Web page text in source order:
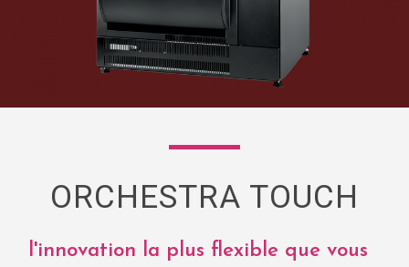
ORCHESTRA TOUCH
l'innovation la plus flexible que vous